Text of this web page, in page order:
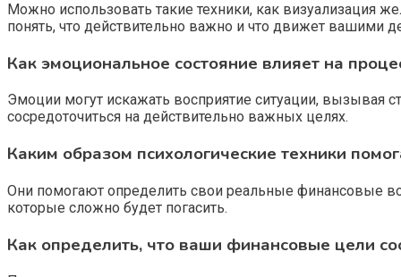
Можно использовать такие техники, как визуализация
понять, что действительно важно и что движет вашими
Как эмоциональное состояние влияет на
Эмоции могут искажать восприятие ситуации, вызывая
сосредоточиться на действительно важных целях.
Каким образом психологические техники
Они помогают определить свои реальные финансовые
которые сложно будет погасить.
Как определить, что ваши финансовые цели